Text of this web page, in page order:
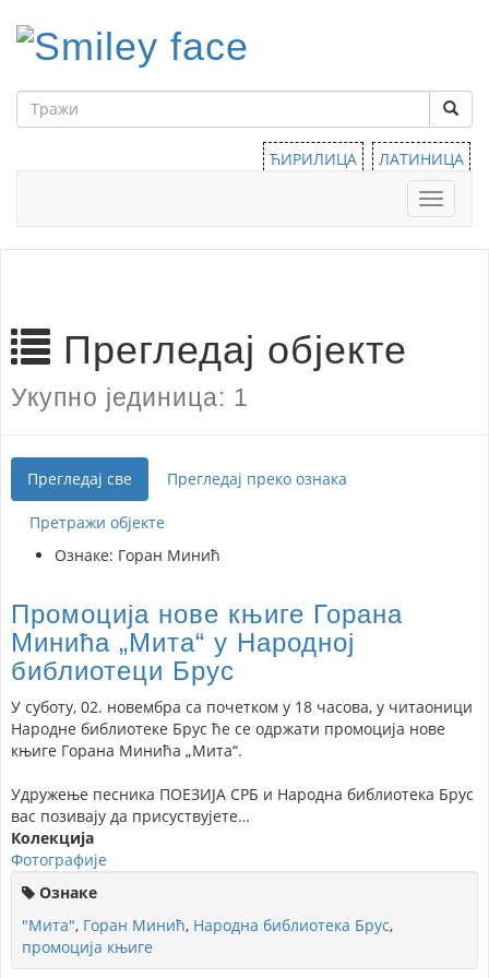
ЋИРИЛИЦА
ЛАТИНИЦА
Тоггле
Прегледај објекте
Укупно јединица: 1
Прегледај све Прегледај преко ознака
Претражи објекте
Ознаке: Горан Минић
Промоција нове књиге Горана
Минића „Мита“ у Народној
библиотеци Брус
У суботу, 02. новембра са почетком у 18 часова, у читаоници
Народне библиотеке Брус ће се одржати промоција нове
књиге Горана Минића „Мита“.
Удружење песника ПОЕЗИЈА СРБ и Народна библиотека Брус
вас позивају да присуствујете…
Колекција
Фотографије
Ознаке
"Мита", Горан Минић, Народна библиотека Брус,
промоција књиге